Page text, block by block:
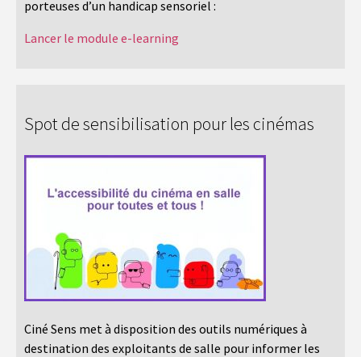
porteuses d’un handicap sensoriel :
Lancer le module e-learning
Spot de sensibilisation pour les cinémas
Ciné Sens met à disposition des outils numériques à
destination des exploitants de salle pour informer les